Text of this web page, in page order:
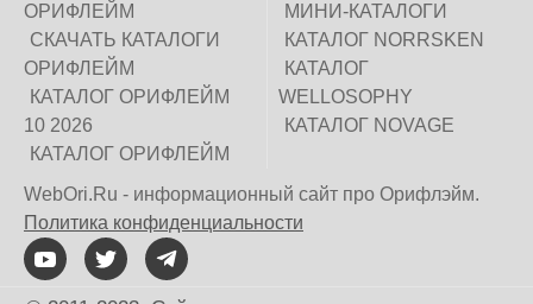
ОРИФЛЕЙМ
СКАЧАТЬ КАТАЛОГИ
ОРИФЛЕЙМ
КАТАЛОГ ОРИФЛЕЙМ
10 2026
КАТАЛОГ ОРИФЛЕЙМ
МИНИ-КАТАЛОГИ
КАТАЛОГ NORRSKEN
КАТАЛОГ
WELLOSOPHY
КАТАЛОГ NOVAGE
WebOri.Ru - информационный сайт про Орифлэйм.
Политика конфиденциальности